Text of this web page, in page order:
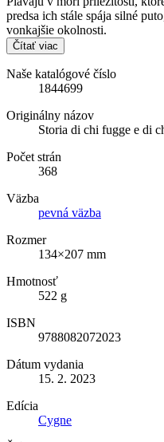
predsa ich stále spája silné
vonkajšie okolnosti.
Čítať viac
Naše katalógové číslo
1844699
Originálny názov
Storia di chi fugge e di
Počet strán
368
Väzba
pevná väzba
Rozmer
134×207 mm
Hmotnosť
522 g
ISBN
9788082072023
Dátum vydania
15. 2. 2023
Edícia
Cygne